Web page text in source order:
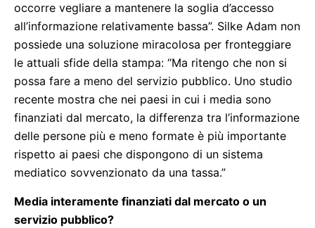
occorre vegliare a mantenere la soglia d’accesso
all’informazione relativamente bassa”. Silke Adam non
possiede una soluzione miracolosa per fronteggiare
le attuali sfide della stampa: “Ma ritengo che non si
possa fare a meno del servizio pubblico. Uno studio
recente mostra che nei paesi in cui i media sono
finanziati dal mercato, la differenza tra l’informazione
delle persone più e meno formate è più importante
rispetto ai paesi che dispongono di un sistema
mediatico sovvenzionato da una tassa.”
Media interamente finanziati dal mercato o un
servizio pubblico?